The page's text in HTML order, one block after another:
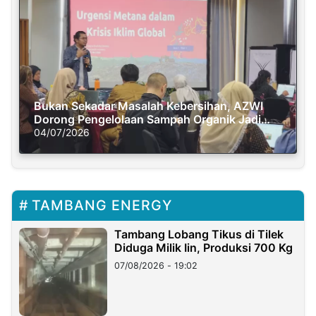
Bukan Sekadar Masalah Kebersihan, AZWI
Dorong Pengelolaan Sampah Organik Jadi
Solusi Krisis Iklim
04/07/2026
TAMBANG ENERGY
Tambang Lobang Tikus di Tilek
Diduga Milik Iin, Produksi 700 Kg
07/08/2026 - 19:02